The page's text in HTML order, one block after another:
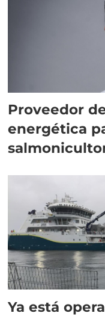
Proveedor
energética
Ya está